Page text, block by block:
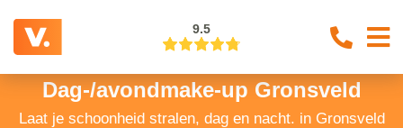
9.5
Dag-/avondmake-up Gronsveld
Laat je schoonheid stralen, dag en nacht. in Gronsveld